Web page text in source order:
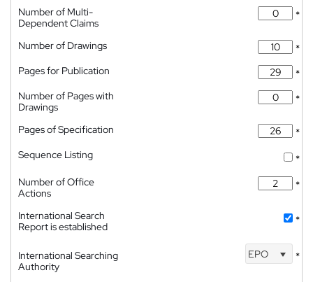
Number of Multi-
Dependent Claims
*
Number of Drawings
*
Pages for Publication
*
Number of Pages with
Drawings
*
Pages of Specification
*
Sequence Listing
*
Number of Office
Actions
*
International Search
Report is established
*
International Searching
Authority
EPO *